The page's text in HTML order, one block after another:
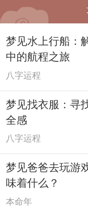
梦见水上行船：
中的航程之旅
八字运程
梦见找衣服：寻
全感
八字运程
梦见爸爸去玩游
味着什么？
本命年